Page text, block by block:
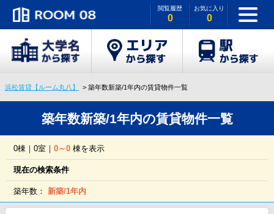
閲覧履歴
0
お気に入り
0
浜松賃貸【ルーム丸八】 築年数新築/1年内の賃貸物件一覧
築年数新築/1年内の賃貸物件一覧
0棟｜0室｜0～0 棟を表示
現在の検索条件
築年数： 新築/1年内